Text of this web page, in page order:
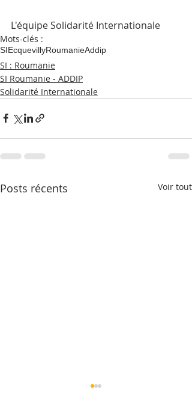
L'équipe Solidarité Internationale
Mots-clés :
SIEcquevillyRoumanieAddip
SI : Roumanie
SI Roumanie - ADDIP
Solidarité Internationale
Posts récents Voir tout